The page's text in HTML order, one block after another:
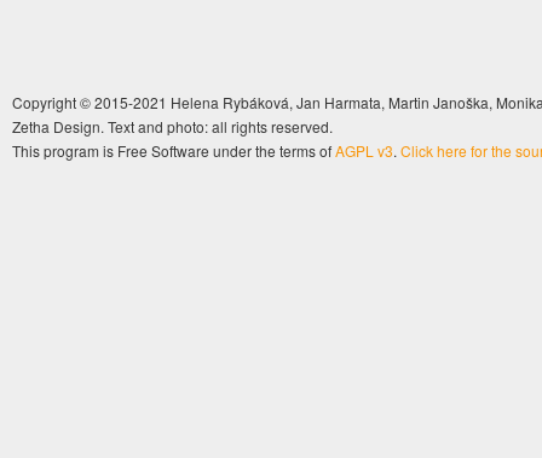
Copyright © 2015-2021 Helena Rybáková, Jan Harmata, Martin Janoška,
Zetha Design. Text and photo: all rights reserved.
This program is Free Software under the terms ofAGPL v3. Click here for the